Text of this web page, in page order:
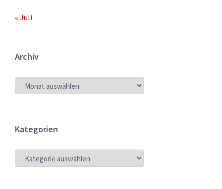
« Juli
Archiv
ARCHIV
Kategorien
KATEGORIEN